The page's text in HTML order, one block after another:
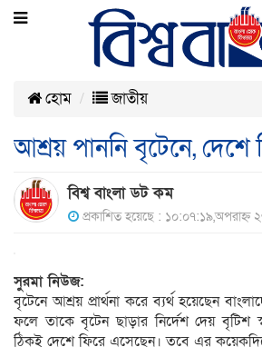
হোম জাতীয়
আশ্রয় পাননি বৃটেনে, দেশে
বিশ্ব বাংলা ডট কম
প্রকাশিত হয়েছে : ১০:০৭:১৯,অপরাহ্ন
সুরমা নিউজ:
বৃটেনে আশ্রয় প্রার্থনা করে ব্যর্থ হয়েছেন
ফলে তাকে বৃটেন ছাড়ার নির্দেশ দেয় বৃটিশ
ঠিকই দেশে ফিরে এসেছেন। তবে এর